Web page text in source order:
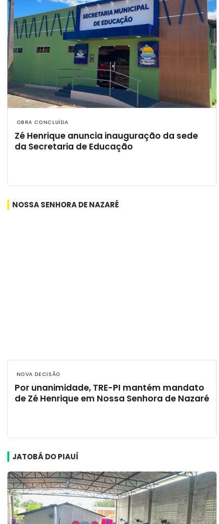
OBRA CONCLUÍDA
Zé Henrique anuncia inauguração da sede
da Secretaria de Educação
NOSSA SENHORA DE NAZARÉ
NOVA DECISÃO
Por unanimidade, TRE-PI mantém mandato
de Zé Henrique em Nossa Senhora de Nazaré
JATOBÁ DO PIAUÍ